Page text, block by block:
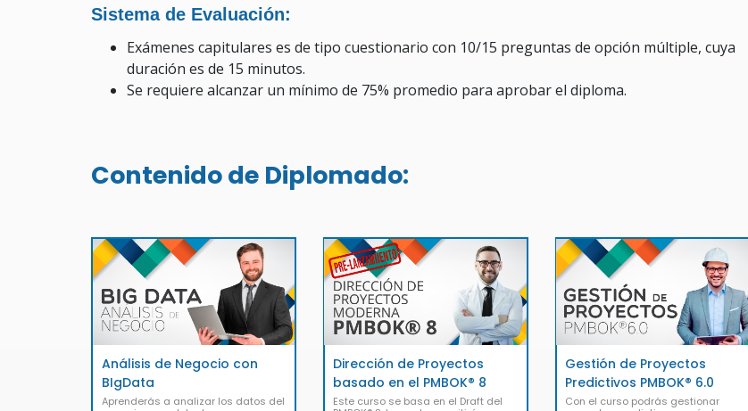
Sistema de Evaluación:
Exámenes capitulares es de tipo cuestionario con 10/15 preguntas de opción múltiple, cuya
duración es de 15 minutos.
Se requiere alcanzar un mínimo de 75% promedio para aprobar el diploma.
Contenido de Diplomado:
Análisis de Negocio con
BIgData
Aprenderás a analizar los datos del
Dirección de Proyectos
basado en el PMBOK® 8
Este curso se basa en el Draft del
Gestión de Proyectos
Predictivos PMBOK® 6.0
Con el curso podrás gestionar